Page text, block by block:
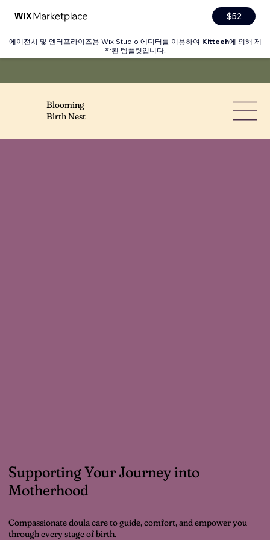
$52
에이전시 및 엔터프라이즈용 Wix Studio 에디터를 이용하여 Kitteeh에 의해 제
작된 템플릿입니다.